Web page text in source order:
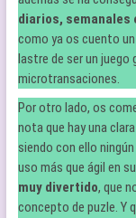
diarios, semanales
como ya os cuento
lastre de ser un
microtransaciones.
Por otro lado, os
nota que hay una
siendo con ello
uso más que ágil en
muy divertido, que
concepto de puzle. Y